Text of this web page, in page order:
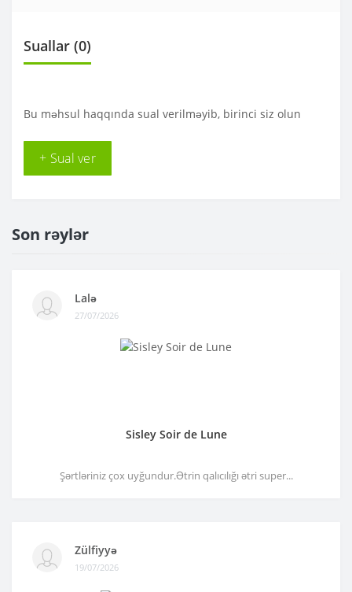
Suallar (0)
Bu məhsul haqqında sual verilməyib, birinci siz olun
+ Sual ver
Son rəylər
Lalə
27/07/2026
Sisley Soir de Lune
Şərtləriniz çox uyğundur.Ətrin qalıcılığı ətri super...
Zülfiyyə
19/07/2026